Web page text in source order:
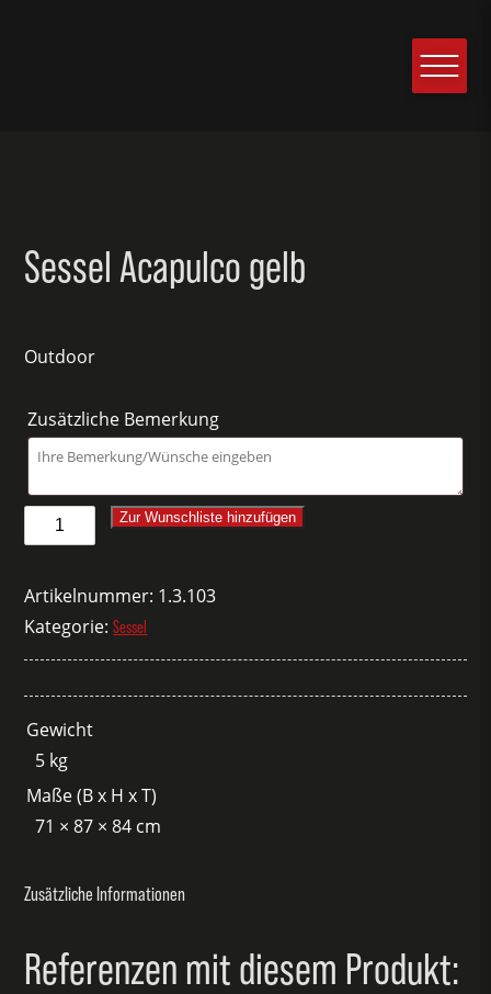
Sessel Acapulco gelb
Outdoor
Zusätzliche Bemerkung
Sessel
Acapulco
Zur Wunschliste hinzufügen
Artikelnummer: 1.3.103
Kategorie:Sessel
Gewicht
5 kg
Maße (B x H x T)
71 × 87 × 84 cm
Zusätzliche Informationen
Referenzen mit diesem Produkt: